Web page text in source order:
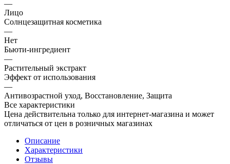
—
Лицо
Солнцезащитная косметика
—
Нет
Бьюти-ингредиент
—
Растительный экстракт
Эффект от использования
—
Антивозрастной уход, Восстановление, Защита
Все характеристики
Цена действительна только для интернет-магазина и может
отличаться от цен в розничных магазинах
Описание
Характеристики
Отзывы